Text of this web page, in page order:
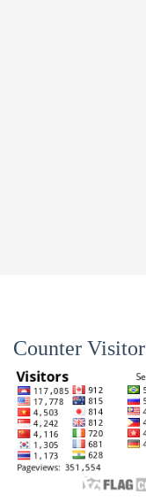
Counter Visitor